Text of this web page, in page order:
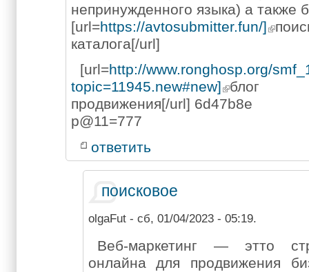
непринужденного языка) а также
[url=https://avtosubmitter.fun/]
каталога[/url]
[url=http://www.ronghosp.org/
topic=11945.new#new] блог
продвижения[/url] 6d47b8e
p@11=777
ответить
поисковое
olgaFut- сб, 01/04/2023 - 05:19.
Веб-маркетинг — этто
онлайна для продвижения